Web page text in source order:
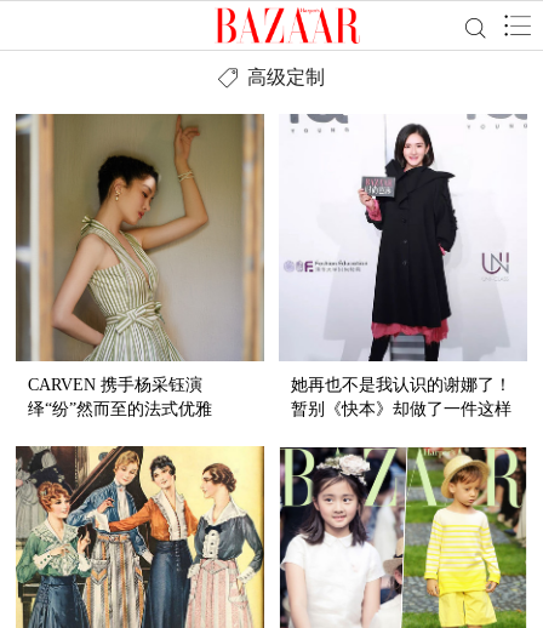
高级定制
CARVEN 携手杨采钰演
绎“纷”然而至的法式优雅
她再也不是我认识的谢娜了！
暂别《快本》却做了一件这样